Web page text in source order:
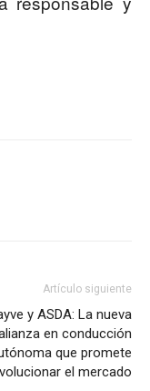
Artículo siguiente
y ASDA: La nueva
en conducción
que promete
el mercado